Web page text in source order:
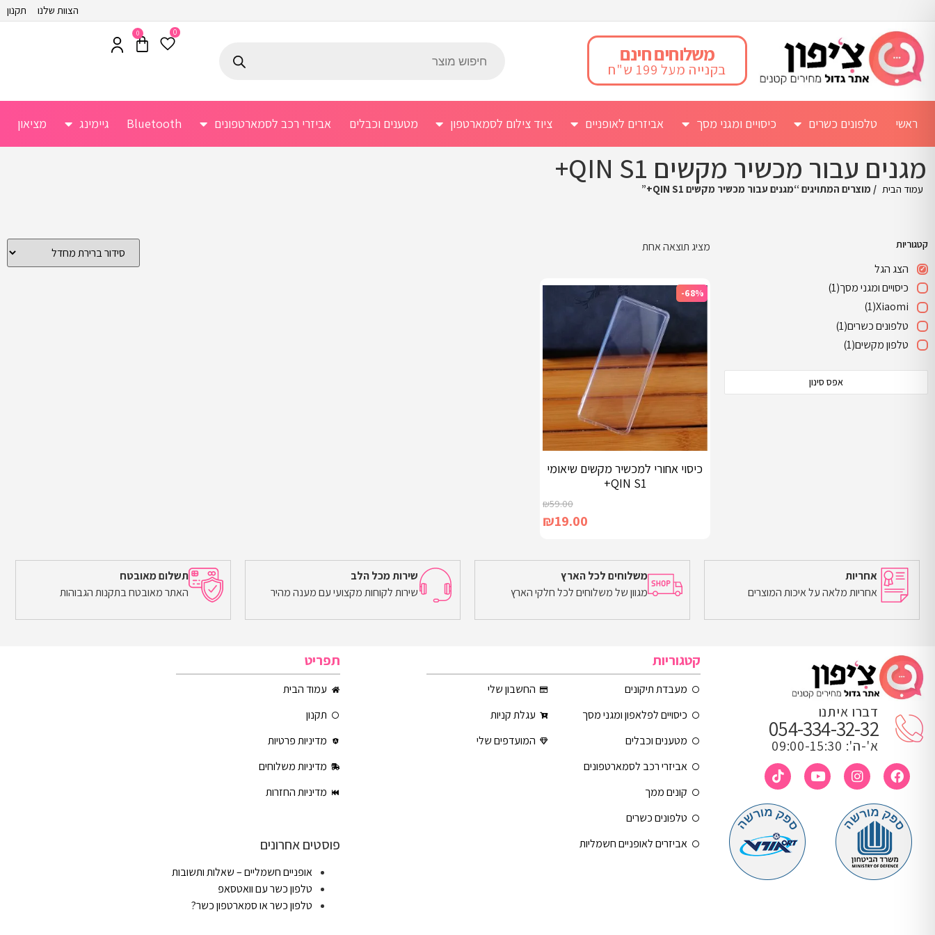
הצוות שלנו תקנון
משלוחים חינם
בקנייה מעל 199 ש"ח
0
0
ראשי טלפונים כשרים כיסויים ומגני מסך אביזרים לאופניים ציוד צילום לסמארטפון מטענים וכבלים אביזרי רכב לסמארטפונים Bluetooth גיימינג מציאון
מגנים עבור מכשיר מקשים QIN S1+
עמוד הבית / מוצרים המתויגים “מגנים עבור מכשיר מקשים QIN S1+”
קטגוריות
הצג הגל
כיסויים ומגני מסך(1)
Xiaomi
(1)
טלפונים כשרים(1)
טלפון מקשים(1)
אפס סינון
מציג תוצאה אחת
-68%
כיסוי אחורי למכשיר מקשים שיאומי
QIN S1+
₪59.00
₪19.00
הוספה לסל
אחריות
אחריות מלאה על איכות המוצרים
משלוחים לכל הארץ
מגוון של משלוחים לכל חלקי הארץ
שירות מכל הלב
שירות לקוחות מקצועי עם מענה מהיר
תשלום מאובטח
האתר מאובטח בתקנות הגבוהות
דברו איתנו
054-334-32-32
א'-ה': 09:00-15:30
קטגוריות
מעבדת תיקונים
כיסויים לפלאפון ומגני מסך
מטענים וכבלים
אביזרי רכב לסמארטפונים
קונים ממך
טלפונים כשרים
אביזרים לאופניים חשמליות
החשבון שלי
עגלת קניות
המועדפים שלי
תפריט
עמוד הבית
תקנון
מדיניות פרטיות
מדיניות משלוחים
מדיניות החזרות
פוסטים אחרונים
אופניים חשמליים – שאלות ותשובות
טלפון כשר עם וואטסאפ
טלפון כשר או סמארטפון כשר?